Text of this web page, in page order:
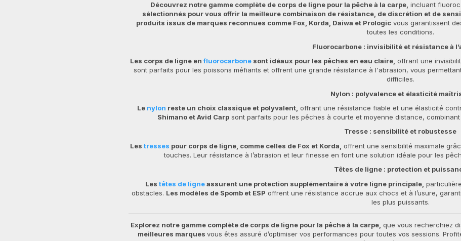
Découvrez notre gamme complète de corps de ligne pour la pêche à la carpe, incluant
sélectionnés pour vous offrir la meilleure combinaison de résistance, de discrétion et de
produits issus de marques reconnues comme Fox, Korda, Daiwa et Prologicvous garantissent
toutes les conditions.
Fluorocarbone : invisibilité et résistance à
Les corps de ligne enfluorocarbonesont idéaux pour les pêches en eau claire, offrant une
sont parfaits pour les poissons méfiants et offrent une grande résistance à l'abrasion, vous
difficiles.
Nylon : polyvalence et élasticité
Le nylon reste un choix classique et polyvalent, offrant une résistance fiable et une élasticité
Shimano et Avid Carp sont parfaits pour les pêches à courte et moyenne distance,
Tresse : sensibilité et robustesse
Les tresses pour corps de ligne, comme celles de Fox et Korda, offrent une sensibilité maximale
touches. Leur résistance à l’abrasion et leur finesse en font une solution idéale pour les
Têtes de ligne : protection et
Lestêtes de ligneassurent une protection supplémentaire à votre ligne principale,
obstacles. Les modèles de Spomb et ESP offrent une résistance accrue aux chocs et à l’usure,
les plus puissants.
Explorez notre gamme complète de corps de ligne pour la pêche à la carpe, que vous recherchiez
meilleures marquesvous êtes assuré d’optimiser vos performances pour toutes vos sessions.